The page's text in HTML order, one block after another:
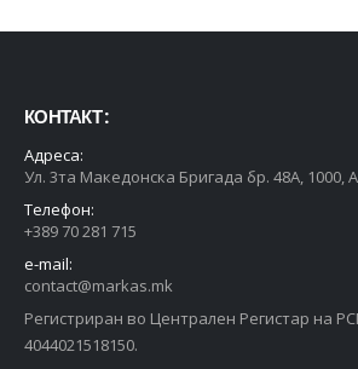
КОНТАКТ :
Адреса:
Ул. 3та Македонска Бригада бр. 48А, 1000,
Телефон:
+389 70 281 715
e-mail:
contact@markas.mk
Регистриран во Централен Регистар на
4044021518150.